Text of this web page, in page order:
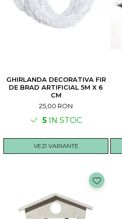
GHIRLANDA DECORATIVA FIR
DE BRAD ARTIFICIAL 5M X 6
CM
25,00 RON
5IN STOC
VEZI VARIANTE